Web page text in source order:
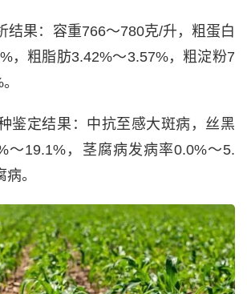
结果：容重766～780克/升，粗蛋白
，粗脂肪3.42%～3.57%，粗淀粉7
鉴定结果：中抗至感大斑病，丝黑
～19.1%，茎腐病发病率0.0%～5.
。